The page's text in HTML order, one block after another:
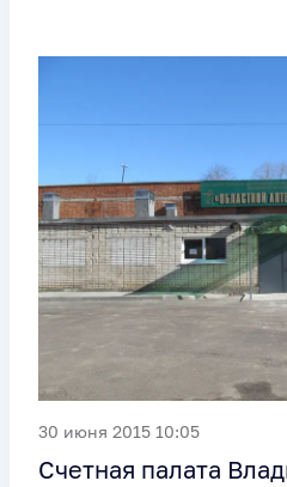
30 июня 2015 10:05
Счетная палата